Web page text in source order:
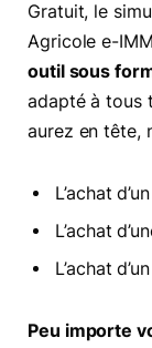
Gratuit, le
Agricole e-
outil sous
adapté à tous
aurez en tête,
L’achat
L’achat
L’achat
Peu importe